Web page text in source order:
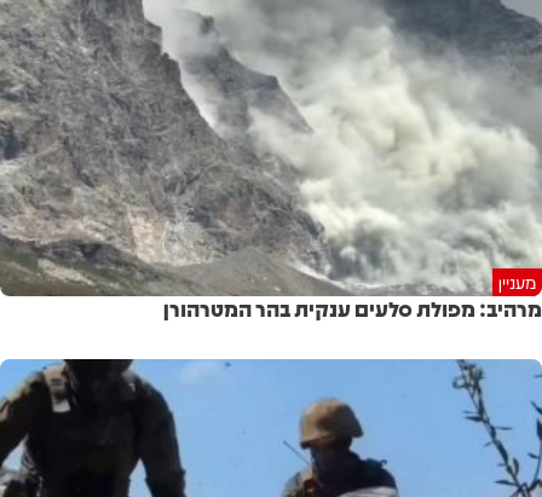
מעניין
מרהיב: מפולת סלעים ענקית בהר המטרהורן